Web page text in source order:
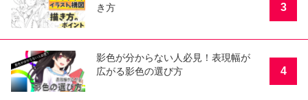
き方
3
影色が分からない人必見！表現幅が
広がる影色の選び方
4